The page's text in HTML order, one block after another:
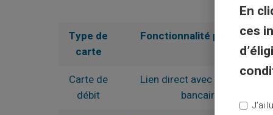
Type de
carte
Fonctionnalité principale
Carte de
débit
Lien direct avec le compte
bancaire
En
ces
J’ai